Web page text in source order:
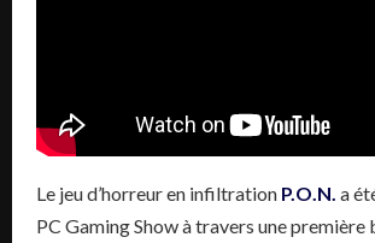
Le jeu d’horreur en infiltration P.O.N. a
PC Gaming Show à travers une première